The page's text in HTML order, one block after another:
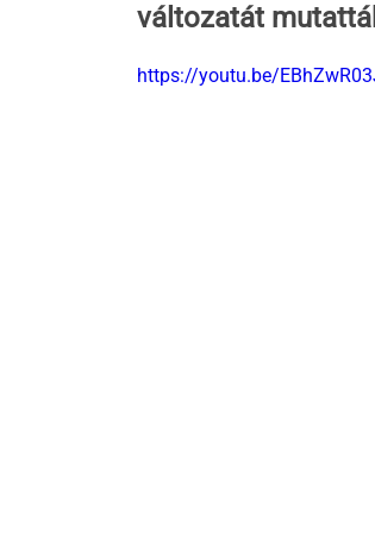
változatát
https://youtu.be/